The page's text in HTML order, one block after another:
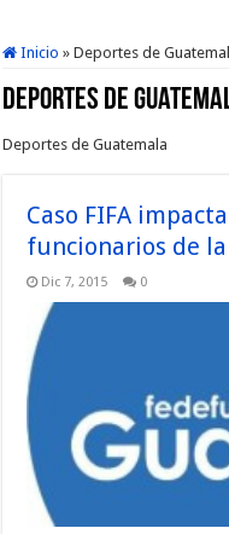
Inicio » Deportes de
Deportes de
Deportes de Guatemala
Caso FIFA
funcionarios de
Dic 7, 2015 0